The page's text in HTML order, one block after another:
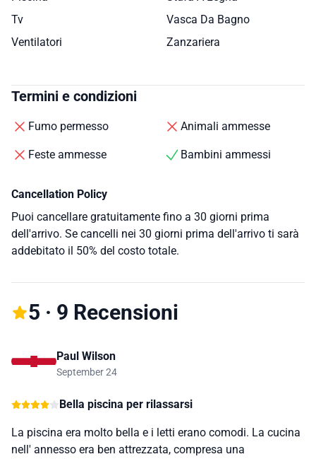
Tv
Vasca Da Bagno
Ventilatori
Zanzariera
Termini e condizioni
Fumo permesso Animali ammesse
Feste ammesse Bambini ammessi
Cancellation Policy
Puoi cancellare gratuitamente fino a 30 giorni prima
dell'arrivo. Se cancelli nei 30 giorni prima dell'arrivo ti sarà
addebitato il 50% del costo totale.
5 · 9 Recensioni
Paul Wilson
September 24
Bella piscina per rilassarsi
La piscina era molto bella e i letti erano comodi. La cucina
nell' annesso era ben attrezzata, compresa una